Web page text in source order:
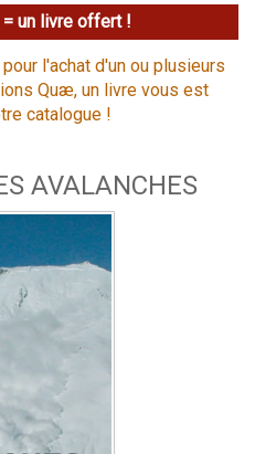
un livre offert !
pour l'achat d'un ou plusieurs
Quæ, un livre vous est
catalogue !
AVALANCHES